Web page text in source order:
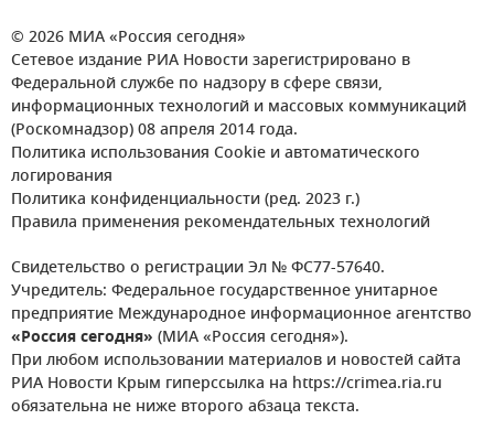
© 2026 МИА «Россия сегодня»
Сетевое издание РИА Новости зарегистрировано в
Федеральной службе по надзору в сфере связи,
информационных технологий и массовых коммуникаций
(Роскомнадзор) 08 апреля 2014 года.
Политика использования Cookie и автоматического
логирования
Политика конфиденциальности (ред. 2023 г.)
Правила применения рекомендательных технологий
Свидетельство о регистрации Эл № ФС77-57640.
Учредитель: Федеральное государственное унитарное
предприятие Международное информационное агентство
«Россия сегодня» (МИА «Россия сегодня»).
При любом использовании материалов и новостей сайта
РИА Новости Крым гиперссылка на https://crimea.ria.ru
обязательна не ниже второго абзаца текста.